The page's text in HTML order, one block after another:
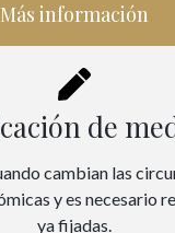
Más información
de
cambian las
y es necesario
ya fijadas.